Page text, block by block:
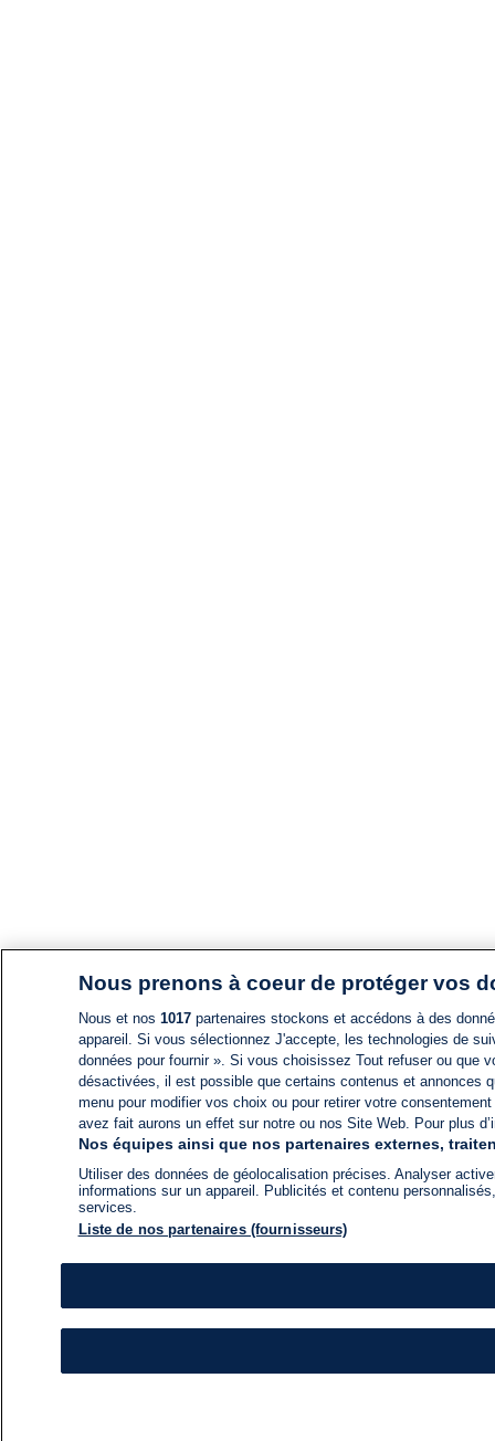
Nous prenons à coeur de protéger vos
Nous et nos 1017partenaires stockons et accédons à des
appareil. Si vous sélectionnez J'accepte, les technologies de
données pour fournir ». Si vous choisissez Tout refuser ou
désactivées, il est possible que certains contenus et annonces
menu pour modifier vos choix ou pour retirer votre
avez fait aurons un effet sur notre ou nos Site Web. Pour plus
Nos équipes ainsi que nos partenaires externes,
Utiliser des données de géolocalisation précises. Analyser
informations sur un appareil. Publicités et contenu
services.
Liste de nos partenaires (fournisseurs)